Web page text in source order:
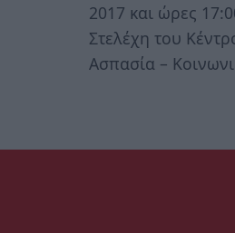
2017 και ώρες
Στελέχη του
Ασπασία –